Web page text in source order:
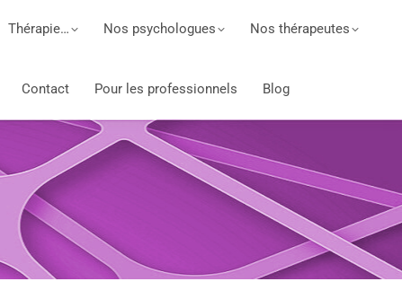
Thérapie… Nos psychologues Nos thérapeutes
Contact Pour les professionnels Blog